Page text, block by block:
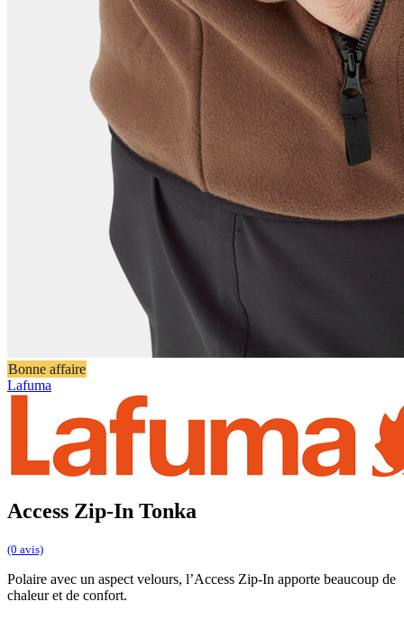
Bonne affaire
Lafuma
Access Zip-In Tonka
(0 avis)
Polaire avec un aspect velours, l’Access Zip-In apporte beaucoup de
chaleur et de confort.